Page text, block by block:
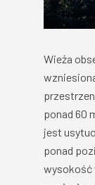
Wieża
ponad 60
jest
ponad
wysokość